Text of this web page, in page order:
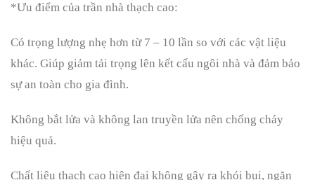
*Ưu điểm của trần nhà thạch cao:
Có trọng lượng nhẹ hơn từ 7 – 10 lần so với các vật liệu
khác. Giúp giảm tải trọng lên kết cấu ngôi nhà và đảm bảo
sự an toàn cho gia đình.
Không bắt lửa và không lan truyền lửa nên chống cháy
hiệu quả.
Chất liệu thạch cao hiện đại không gây ra khói bụi, ngăn